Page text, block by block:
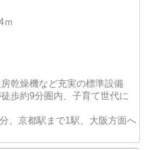
ｍ
乾燥機など充実の標準設備
歩約9分圏内、子育て世代に
、京都駅まで1駅、大阪方面へ